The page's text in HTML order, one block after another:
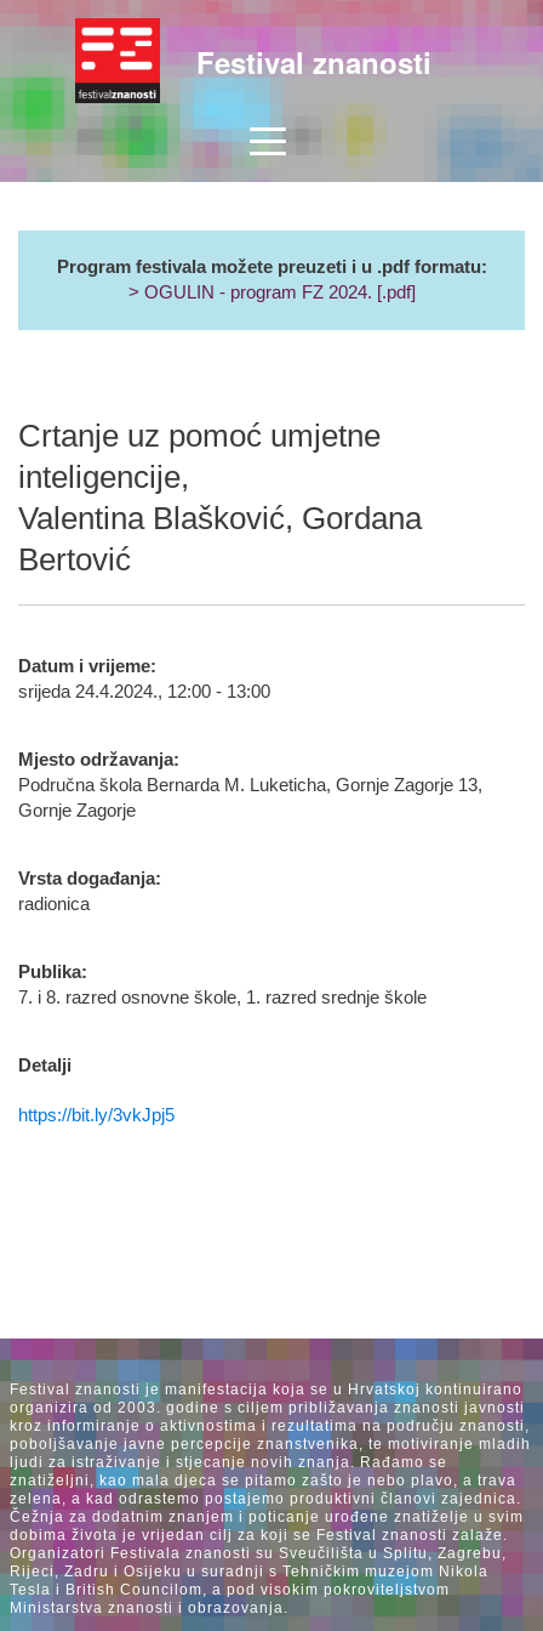
Festival znanosti
Program festivala možete preuzeti i u .pdf formatu:
> OGULIN - program FZ 2024. [.pdf]
Crtanje uz pomoć umjetne
inteligencije,
Valentina Blašković, Gordana
Bertović
Datum i vrijeme:
srijeda 24.4.2024., 12:00 - 13:00
Mjesto održavanja:
Područna škola Bernarda M. Luketicha, Gornje Zagorje 13,
Gornje Zagorje
Vrsta događanja:
radionica
Publika:
7. i 8. razred osnovne škole, 1. razred srednje škole
Detalji
https://bit.ly/3vkJpj5
Festival znanosti je manifestacija koja se u Hrvatskoj kontinuirano
organizira od 2003. godine s ciljem približavanja znanosti javnosti
kroz informiranje o aktivnostima i rezultatima na području znanosti,
poboljšavanje javne percepcije znanstvenika, te motiviranje mladih
ljudi za istraživanje i stjecanje novih znanja. Rađamo se
znatiželjni, kao mala djeca se pitamo zašto je nebo plavo, a trava
zelena, a kad odrastemo postajemo produktivni članovi zajednica.
Čežnja za dodatnim znanjem i poticanje urođene znatiželje u svim
dobima života je vrijedan cilj za koji se Festival znanosti zalaže.
Organizatori Festivala znanosti su Sveučilišta u Splitu, Zagrebu,
Rijeci, Zadru i Osijeku u suradnji s Tehničkim muzejom Nikola
Tesla i British Councilom, a pod visokim pokroviteljstvom
Ministarstva znanosti i obrazovanja.